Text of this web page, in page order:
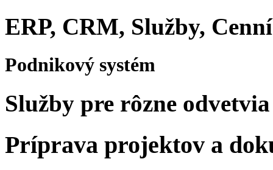
ERP, CRM, Služby,
Podnikový systém
Služby pre rôzne odvetvia
Príprava projektov a